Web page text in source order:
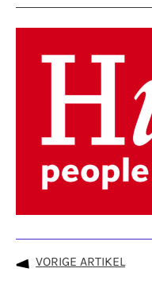
VORIGE ARTIKEL